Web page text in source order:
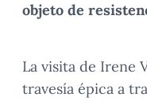
objeto de
La visita de Irene
travesía épica a